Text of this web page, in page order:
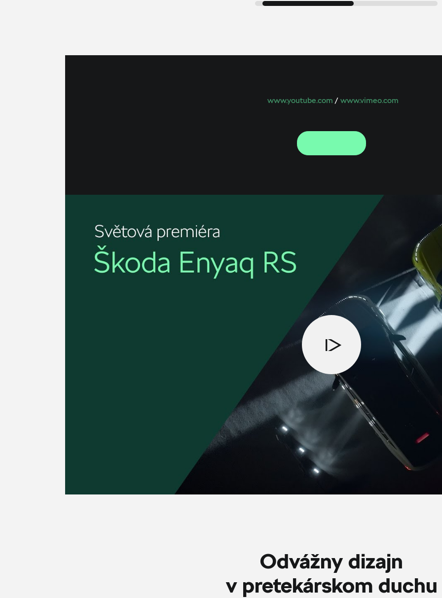
www.youtube.com / www.vimeo.com
Odvážny dizajn
v pretekárskom duchu